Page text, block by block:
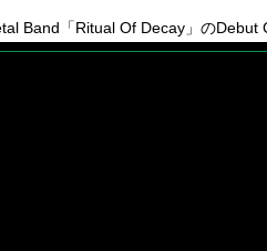
Band「Ritual Of Decay」のDebut